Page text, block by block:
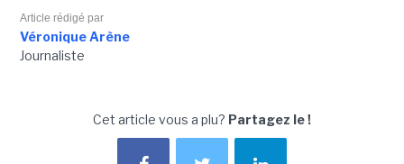
Article rédigé par
Véronique Arène
Journaliste
Cet article vous a plu? Partagez le !